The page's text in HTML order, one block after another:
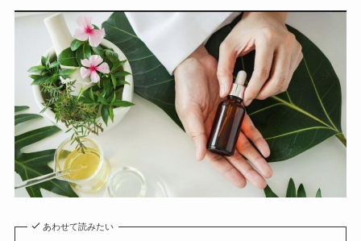
あわせて読みたい